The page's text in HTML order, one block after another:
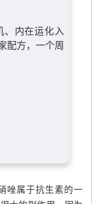
、内在运化入
配方，一个周
唑属于抗生素的一